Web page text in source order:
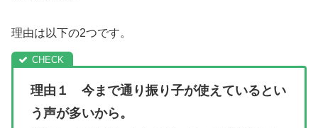
理由は以下の2つです。
理由１ 今まで通り振り子が使えているとい
う声が多いから。